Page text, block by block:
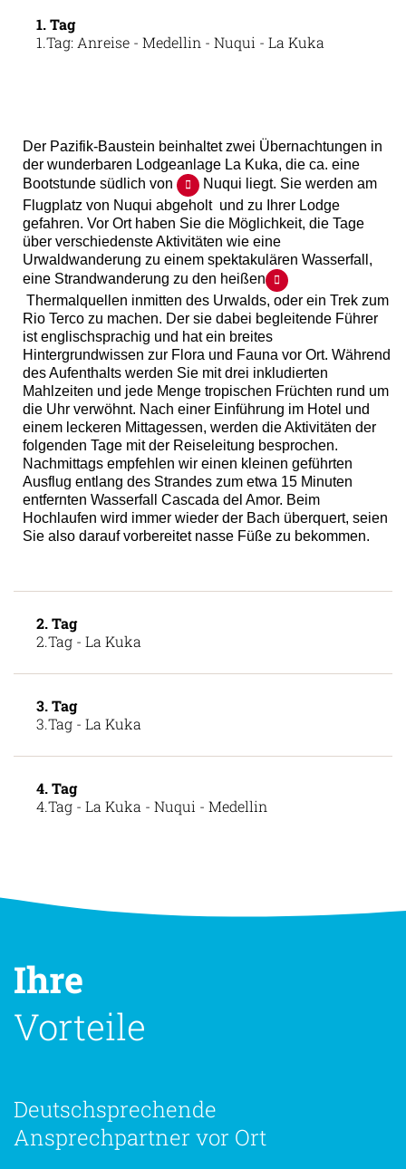
1. Tag
1.Tag: Anreise - Medellin - Nuqui - La Kuka
Der Pazifik-Baustein beinhaltet zwei Übernachtungen in
der wunderbaren Lodgeanlage La Kuka, die ca. eine
Bootstunde südlich von
Nuqui liegt. Sie werden am
Flugplatz von Nuqui abgeholt und zu Ihrer Lodge
gefahren. Vor Ort haben Sie die Möglichkeit, die Tage
über verschiedenste Aktivitäten wie eine
Urwaldwanderung zu einem spektakulären Wasserfall,
eine Strandwanderung zu den heißen
Thermalquellen inmitten des Urwalds, oder ein Trek zum
Rio Terco zu machen. Der sie dabei begleitende Führer
ist englischsprachig und hat ein breites
Hintergrundwissen zur Flora und Fauna vor Ort. Während
des Aufenthalts werden Sie mit drei inkludierten
Mahlzeiten und jede Menge tropischen Früchten rund um
die Uhr verwöhnt. Nach einer Einführung im Hotel und
einem leckeren Mittagessen, werden die Aktivitäten der
folgenden Tage mit der Reiseleitung besprochen.
Nachmittags empfehlen wir einen kleinen geführten
Ausflug entlang des Strandes zum etwa 15 Minuten
entfernten Wasserfall Cascada del Amor. Beim
Hochlaufen wird immer wieder der Bach überquert, seien
Sie also darauf vorbereitet nasse Füße zu bekommen.
2. Tag
2.Tag - La Kuka
3. Tag
3.Tag - La Kuka
4. Tag
4.Tag - La Kuka - Nuqui - Medellin
Ihre
Vorteile
Deutschsprechende
Ansprechpartner vor Ort